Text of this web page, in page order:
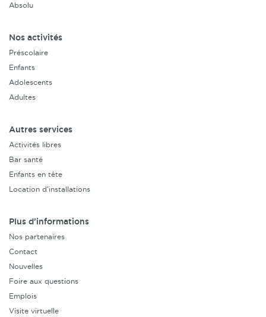
Absolu
Nos activités
Préscolaire
Enfants
Adolescents
Adultes
Autres services
Activités libres
Bar santé
Enfants en tête
Location d’installations
Plus d’informations
Nos partenaires
Contact
Nouvelles
Foire aux questions
Emplois
Visite virtuelle